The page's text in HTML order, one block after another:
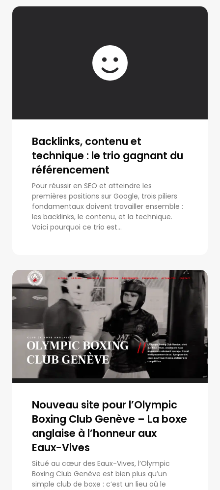
Backlinks, contenu et
technique : le trio gagnant du
référencement
Pour réussir en SEO et atteindre les
premières positions sur Google, trois piliers
fondamentaux doivent travailler ensemble :
les backlinks, le contenu, et la technique.
Voici pourquoi ce trio est...
Nouveau site pour l’Olympic
Boxing Club Genève – La boxe
anglaise à l’honneur aux
Eaux-Vives
Situé au cœur des Eaux-Vives, l’Olympic
Boxing Club Genève est bien plus qu’un
simple club de boxe : c’est un lieu où le